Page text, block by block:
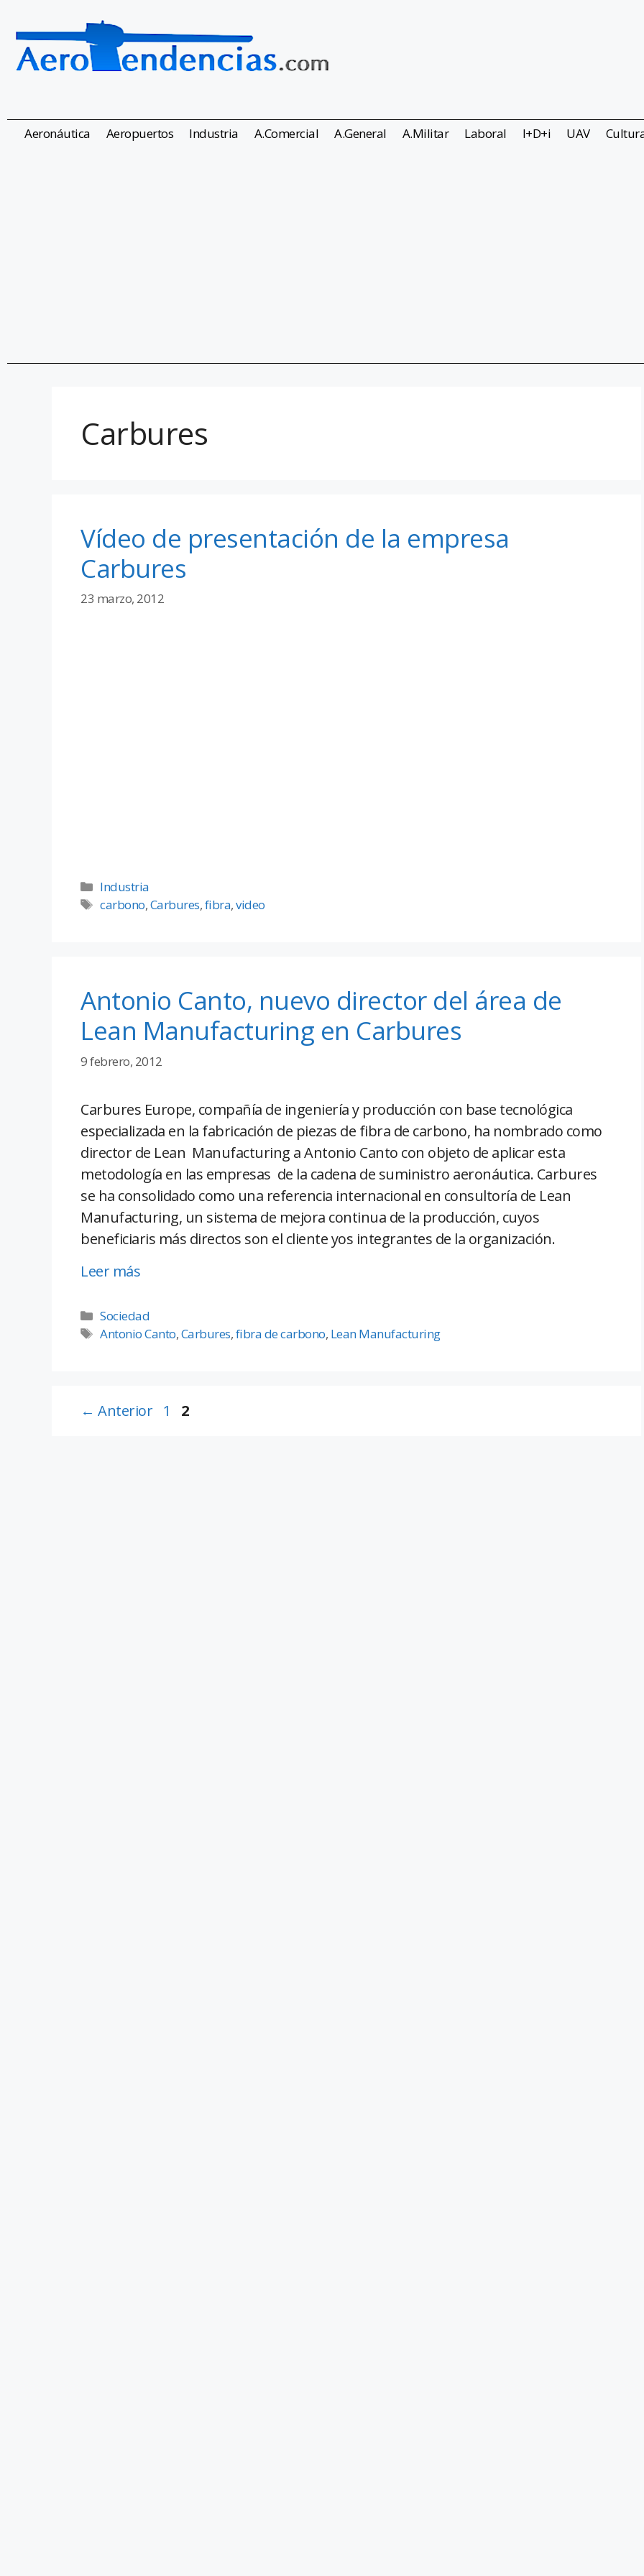
Aeronáutica Aeropuertos Industria A.Comercial A.General A.Militar Laboral I+D+i UAV
Carbures
Vídeo de presentación de la empresa
Carbures
23 marzo, 2012
Industria
carbono,Carbures,fibra,video
Antonio Canto, nuevo director del área de
Lean Manufacturing en Carbures
9 febrero, 2012
Carbures Europe, compañía de ingeniería y producción con base tecnológica
especializada en la fabricación de piezas de fibra de carbono, ha nombrado como
director de Lean Manufacturing a Antonio Canto con objeto de aplicar esta
metodología en las empresas de la cadena de suministro aeronáutica. Carbures
se ha consolidado como una referencia internacional en consultoría de Lean
Manufacturing, un sistema de mejora continua de la producción, cuyos
beneficiaris más directos son el cliente yos integrantes de la organización.
Leer más
Sociedad
Antonio Canto,Carbures,fibra de carbono, Lean Manufacturing
← Anterior 1 2